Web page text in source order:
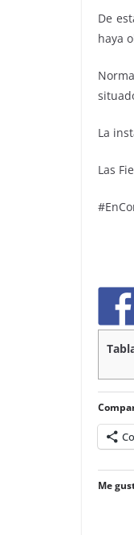
De
haya
La
Las
Me